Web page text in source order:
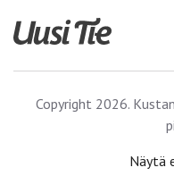
Copyright 2026.
Näytä